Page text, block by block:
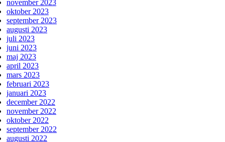
november 2023
oktober 2023
september 2023
augusti 2023
juli 2023
juni 2023
maj 2023
april 2023
mars 2023
februari 2023
januari 2023
december 2022
november 2022
oktober 2022
september 2022
augusti 2022